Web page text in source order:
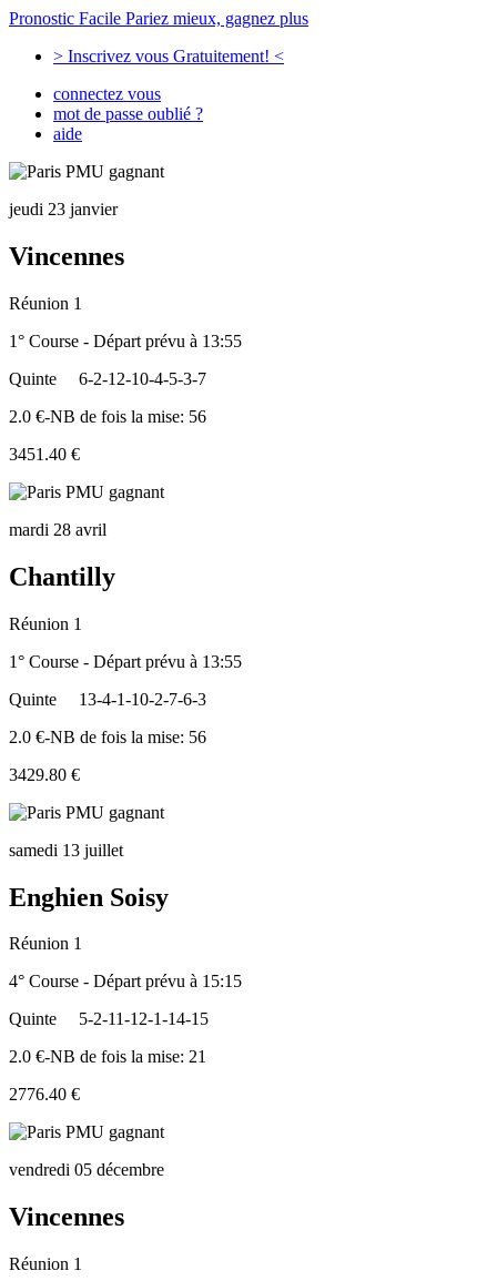
Pronostic Facile Pariez mieux, gagnez plus
> Inscrivez vous Gratuitement! <
connectez vous
mot de passe oublié ?
aide
jeudi 23 janvier
Vincennes
Réunion 1
1° Course - Départ prévu à 13:55
Quinte
6-2-12-10-4-5-3-7
2.0 €-NB de fois la mise: 56
3451.40 €
mardi 28 avril
Chantilly
Réunion 1
1° Course - Départ prévu à 13:55
Quinte
13-4-1-10-2-7-6-3
2.0 €-NB de fois la mise: 56
3429.80 €
samedi 13 juillet
Enghien Soisy
Réunion 1
4° Course - Départ prévu à 15:15
Quinte
5-2-11-12-1-14-15
2.0 €-NB de fois la mise: 21
2776.40 €
vendredi 05 décembre
Vincennes
Réunion 1